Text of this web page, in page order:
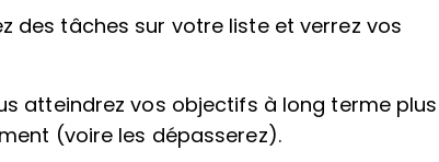
des tâches sur votre liste et verrez vos
atteindrez vos objectifs à long terme plus
(voire les dépasserez).